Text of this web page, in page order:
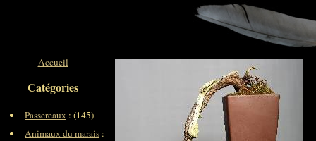
Accueil
Catégories
Passereaux : (145)
Animaux du marais :